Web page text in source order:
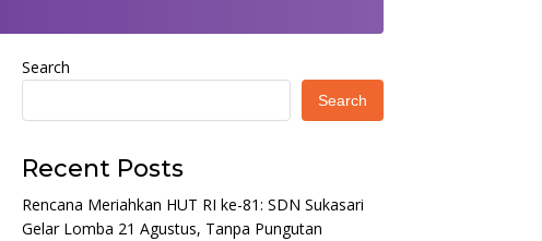
Search
Search
Recent Posts
Rencana Meriahkan HUT RI ke-81: SDN Sukasari
Gelar Lomba 21 Agustus, Tanpa Pungutan